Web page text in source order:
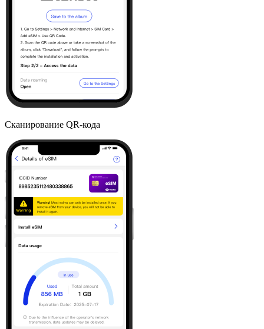
Сканирование QR-кода